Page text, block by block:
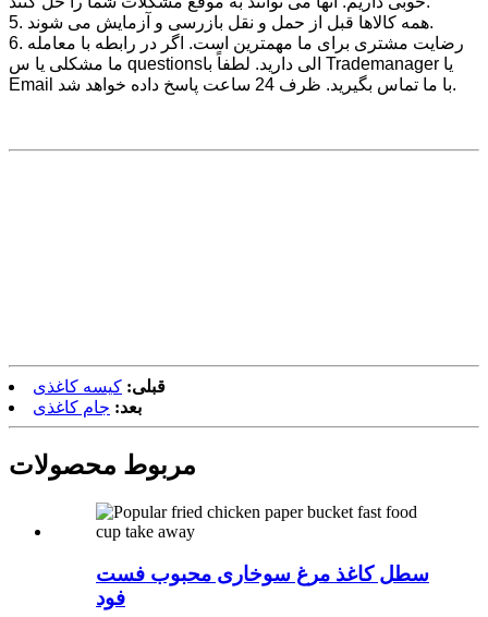
5. همه کالاها قبل از حمل و نقل بازرسی و آزمایش می شوند.
6. رضایت مشتری برای ما مهمترین است. اگر در رابطه با معامله
ما مشکلی یا س questionsالی دارید. لطفاً با Trademanager یا
Email با ما تماس بگیرید. ظرف 24 ساعت پاسخ داده خواهد شد.
قبلی: کیسه کاغذی
بعد: جام کاغذی
مربوط محصولات
سطل کاغذ مرغ سوخاری محبوب فست
فود